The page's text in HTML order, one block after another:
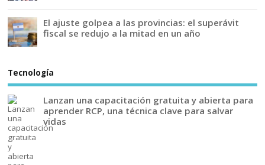
El ajuste golpea a las provincias: el superávit
fiscal se redujo a la mitad en un año
Tecnología
Lanzan una capacitación gratuita y abierta para
aprender RCP, una técnica clave para salvar
vidas